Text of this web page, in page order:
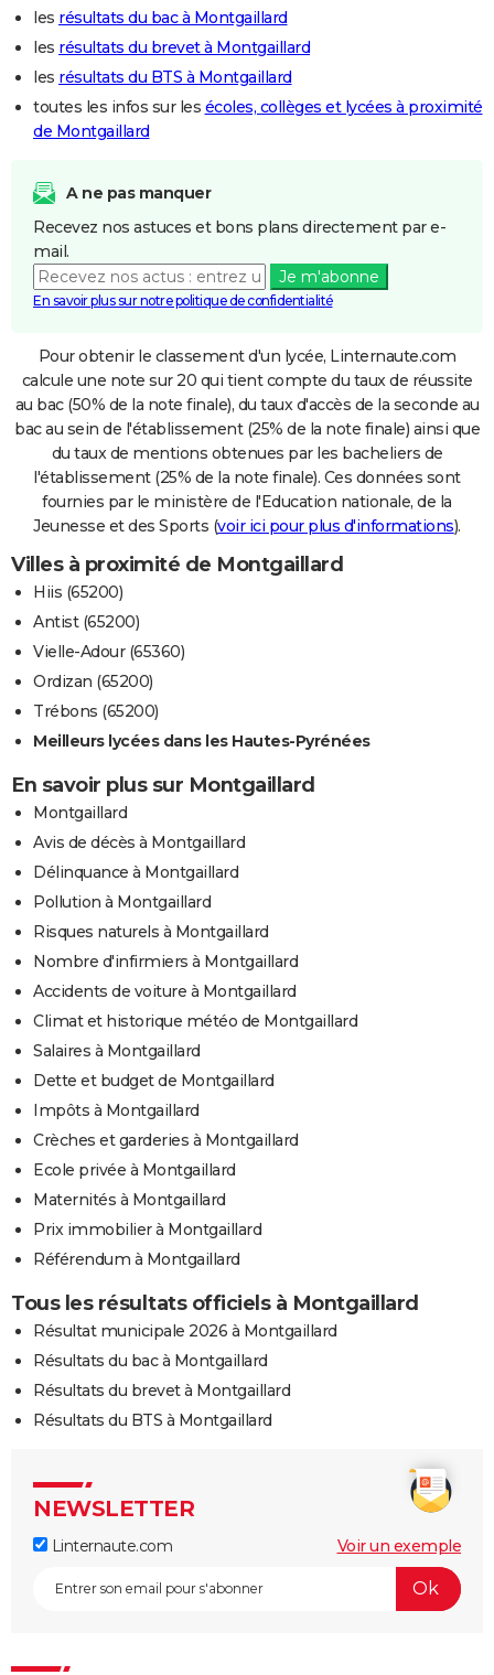
les résultats du bac à Montgaillard
les résultats du brevet à Montgaillard
les résultats du BTS à Montgaillard
toutes les infos sur les écoles, collèges et lycées à proximité
de Montgaillard
A ne pas manquer
Recevez nos astuces et bons plans directement par e-
mail.
Je m'abonne
En savoir plus sur notre politique de confidentialité
Pour obtenir le classement d'un lycée, Linternaute.com
calcule une note sur 20 qui tient compte du taux de réussite
au bac (50% de la note finale), du taux d'accès de la seconde au
bac au sein de l'établissement (25% de la note finale) ainsi que
du taux de mentions obtenues par les bacheliers de
l'établissement (25% de la note finale). Ces données sont
fournies par le ministère de l'Education nationale, de la
Jeunesse et des Sports (voir ici pour plus d'informations).
Villes à proximité de Montgaillard
Hiis (65200)
Antist (65200)
Vielle-Adour (65360)
Ordizan (65200)
Trébons (65200)
Meilleurs lycées dans les Hautes-Pyrénées
En savoir plus sur Montgaillard
Montgaillard
Avis de décès à Montgaillard
Délinquance à Montgaillard
Pollution à Montgaillard
Risques naturels à Montgaillard
Nombre d'infirmiers à Montgaillard
Accidents de voiture à Montgaillard
Climat et historique météo de Montgaillard
Salaires à Montgaillard
Dette et budget de Montgaillard
Impôts à Montgaillard
Crèches et garderies à Montgaillard
Ecole privée à Montgaillard
Maternités à Montgaillard
Prix immobilier à Montgaillard
Référendum à Montgaillard
Tous les résultats officiels à Montgaillard
Résultat municipale 2026 à Montgaillard
Résultats du bac à Montgaillard
Résultats du brevet à Montgaillard
Résultats du BTS à Montgaillard
NEWSLETTER
Linternaute.com Voir un exemple